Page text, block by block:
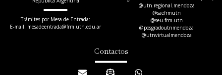
Trámites por Mesa de Entrada:
E-mail: mesadeentrada@frm.utn.edu.ar​
@utn.regional.mendoza
@saefrmutn
@seu.frm.utn
@posgradoutnmendoza
@utnvirtualmendoza
Contactos